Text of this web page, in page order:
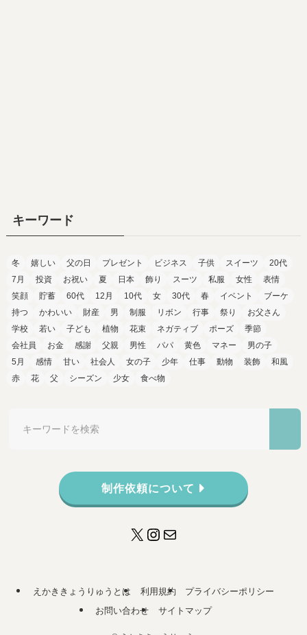
キーワード
冬 嬉しい 父の日 プレゼント ビジネス 子供 スイーツ
20代
7月
投資 お祝い 夏 日本 飾り スーツ 私服 女性
表情
笑顔
貯蓄 60代 12月 10代 女 30代 春 イベント
ブーケ
持つ
かわいい 財産 男 制服 リボン 行事 祭り
お父さん
学校
若い 子ども 植物 花束 ネガティブ ポーズ
季節
会社員
お金 感謝 父親 男性 パパ 黄色 マネー
男の子
5月
感情 甘い 社会人 女の子 少年 仕事 動物 装飾
和風
赤
花 父 シーズン 少女 食べ物
制作依頼について
X Instagram
メール
えかききょうりゅうとは 利用規約
プライバシーポリシー
お問い合わせ
サイトマップ